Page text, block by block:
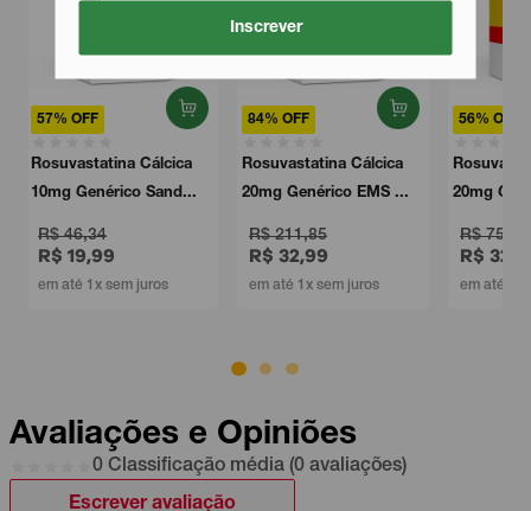
Inscrever
84% OFF
Rosuvastatina Cálcica
20mg Genérico EMS ...
R$ 211,85
R$ 32,99
em até 1x sem juros
56% OFF
Rosuvastatina Cálcica
20mg Genérico Sand...
R$ 75,67
R$ 32,99
em até 1x sem juros
Avaliações e Opiniões
0 Classificação média (0 avaliações)
Escrever avaliação